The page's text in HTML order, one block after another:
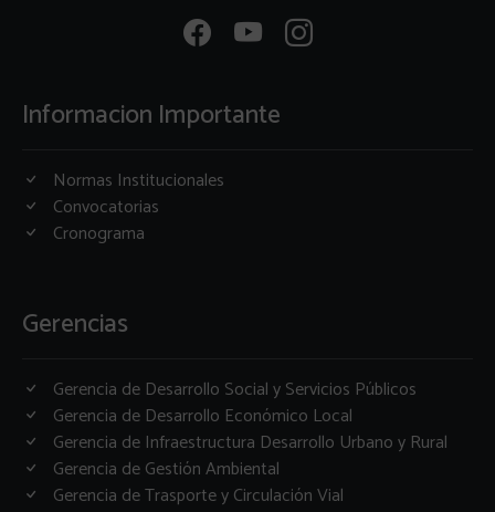
Informacion Importante
Normas Institucionales
Convocatorias
Cronograma
Gerencias
Gerencia de Desarrollo Social y Servicios Públicos
Gerencia de Desarrollo Económico Local
Gerencia de Infraestructura Desarrollo Urbano y Rural
Gerencia de Gestión Ambiental
Gerencia de Trasporte y Circulación Vial